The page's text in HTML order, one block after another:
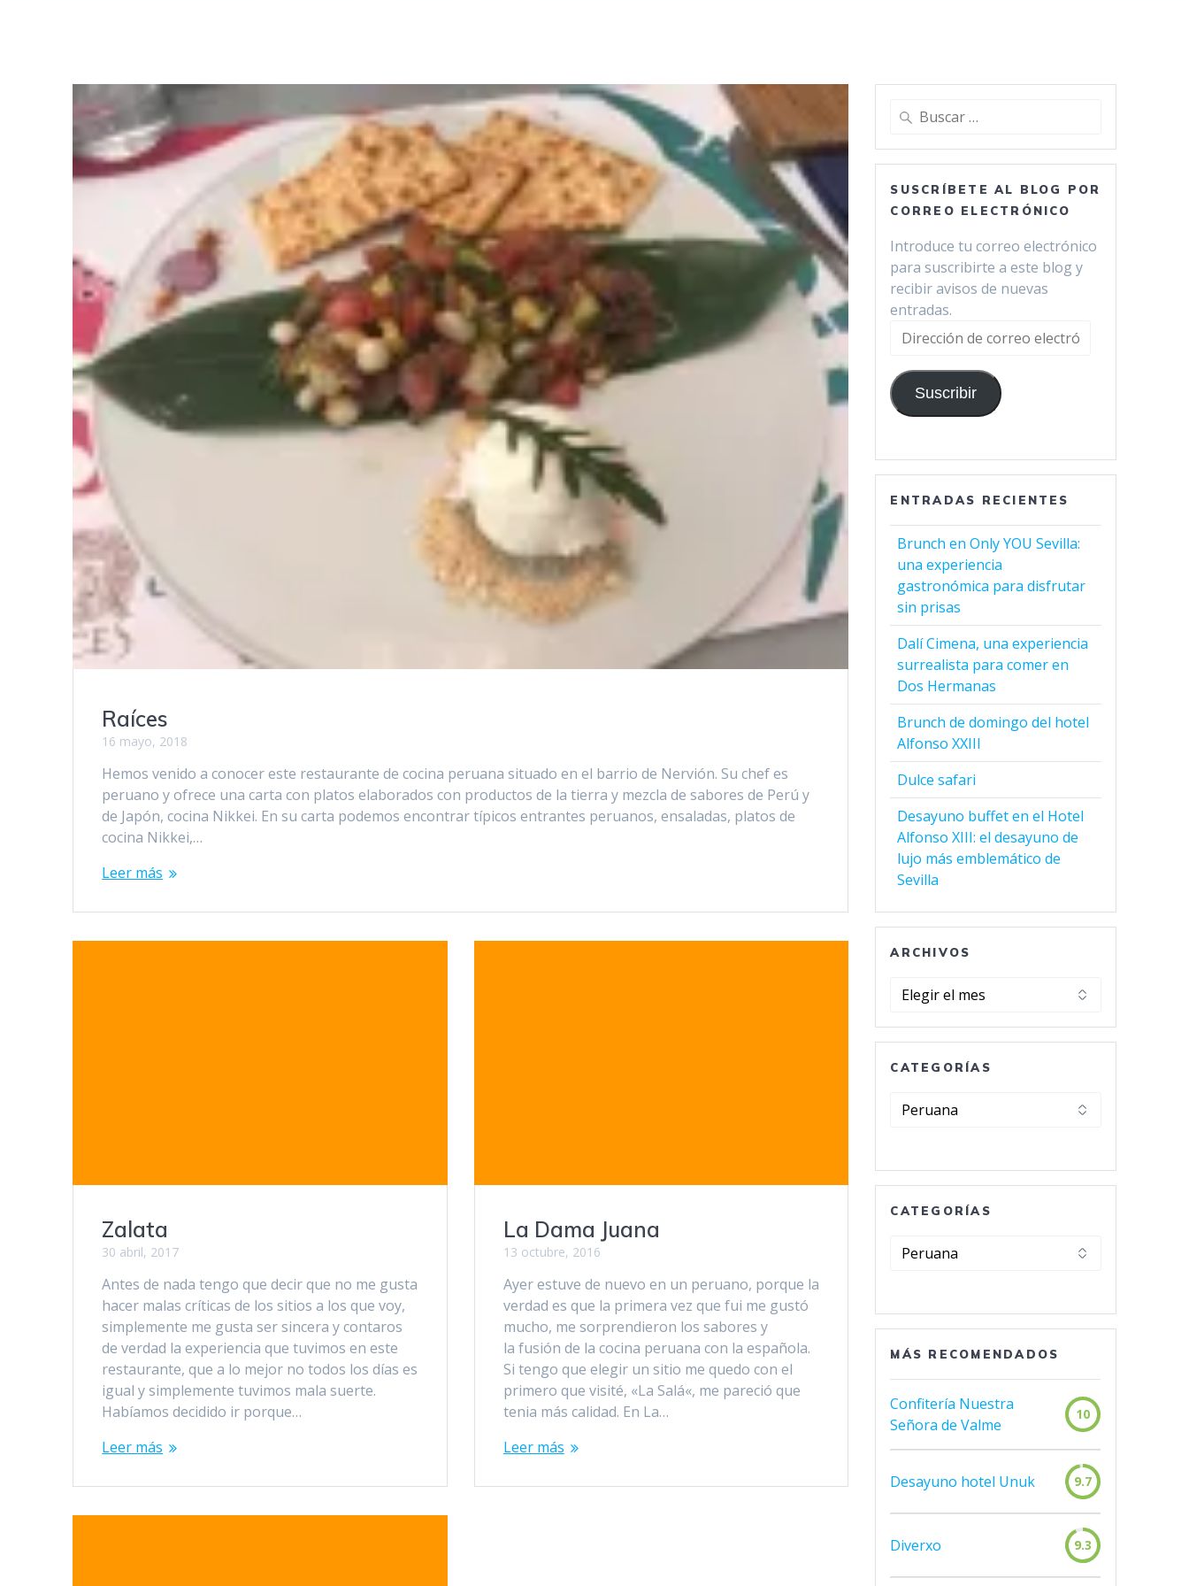
Raíces
16 mayo, 2018
Hemos venido a conocer este restaurante de cocina peruana situado en el barrio de Nervión. Su chef es
peruano y ofrece una carta con platos elaborados con productos de la tierra y mezcla de sabores de Perú y
de Japón, cocina Nikkei. En su carta podemos encontrar típicos entrantes peruanos, ensaladas, platos de
cocina Nikkei,…
Leer más
Zalata
30 abril, 2017
Antes de nada tengo que decir que no me gusta
hacer malas críticas de los sitios a los que voy,
simplemente me gusta ser sincera y contaros
de verdad la experiencia que tuvimos en este
restaurante, que a lo mejor no todos los días es
igual y simplemente tuvimos mala suerte.
Habíamos decidido ir porque…
Leer más
La Dama Juana
13 octubre, 2016
Ayer estuve de nuevo en un peruano, porque la
verdad es que la primera vez que fui me gustó
mucho, me sorprendieron los sabores y
la fusión de la cocina peruana con la española.
Si tengo que elegir un sitio me quedo con el
primero que visité, «La Salá«, me pareció que
tenia más calidad. En La…
Leer más
Buscar:
SUSCRÍBETE AL BLOG POR
CORREO ELECTRÓNICO
Introduce tu correo electrónico
para suscribirte a este blog y
recibir avisos de nuevas
entradas.
Dirección
correo
electrónico
Suscribir
ENTRADAS RECIENTES
Brunch en Only YOU Sevilla:
una experiencia
gastronómica para disfrutar
sin prisas
Dalí Cimena, una experiencia
surrealista para comer en
Dos Hermanas
Brunch de domingo del hotel
Alfonso XXIII
Dulce safari
Desayuno buffet en el Hotel
Alfonso XIII: el desayuno de
lujo más emblemático de
Sevilla
ARCHIVOS
Archivos
CATEGORÍAS
Categorías
CATEGORÍAS
Categorías
MÁS RECOMENDADOS
Confitería Nuestra
Señora de Valme
10
Desayuno hotel Unuk 9.7
Diverxo 9.3